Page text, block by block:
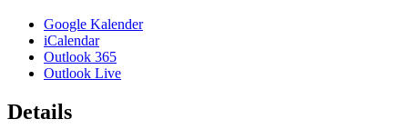
Google Kalender
iCalendar
Outlook 365
Outlook Live
Details